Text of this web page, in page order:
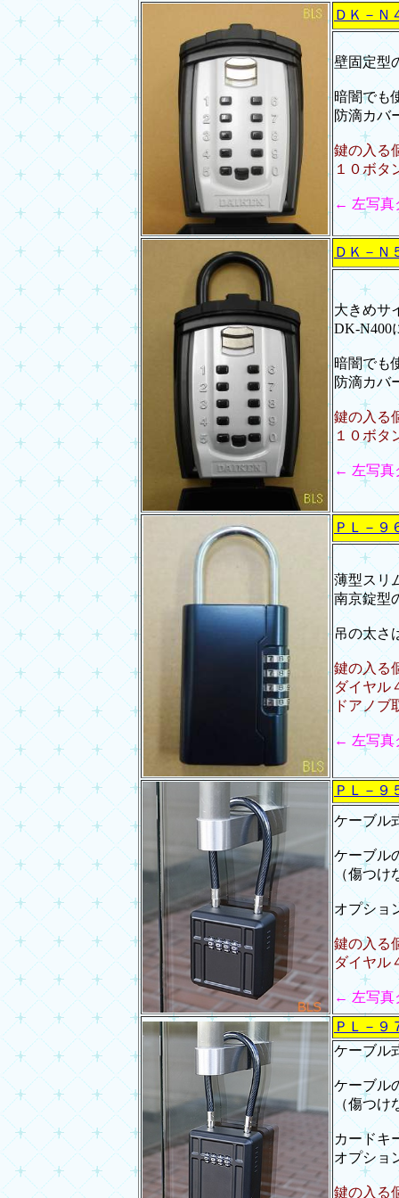
ＤＫ－Ｎ
壁固定型
暗闇でも
防滴カバ
鍵の入る
１０ボタ
← 左写真
ＤＫ－Ｎ
大きめサ
DK-N400
暗闇でも
防滴カバ
鍵の入る
１０ボタ
← 左写真
ＰＬ－９
薄型スリ
南京錠型
吊の太さ
鍵の入る
ダイヤル
ドアノブ
← 左写真
ＰＬ－９
ケーブル
ケーブル
（傷つけ
オプショ
鍵の入る
ダイヤル
← 左写真
ＰＬ－９
ケーブル
ケーブル
（傷つけ
カードキ
オプショ
鍵の入る